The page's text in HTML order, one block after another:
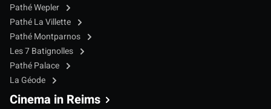
Pathé Wepler
Pathé La Villette
Pathé Montparnos
Les 7 Batignolles
Pathé Palace
La Géode
Cinema in Reims